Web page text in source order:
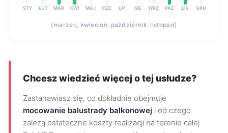
STY LUT MAR KWI MAJ CZE LIP SIE WRZ PAŹ LIS GRU
(marzec, kwiecień, październik, listopad)
Chcesz wiedzieć więcej o tej usłudze?
Zastanawiasz się, co dokładnie obejmuje
mocowanie balustrady balkonowej i od czego
zależą ostateczne koszty realizacji na terenie całej